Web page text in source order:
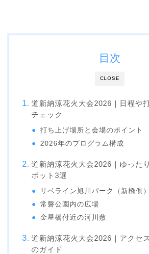
CLOSE
目次
道新納涼花火大会2026｜日程や
チェック
打ち上げ場所と会場のポイント
2026年のプログラム構成
道新納涼花火大会2026｜ゆった
ポット3選
リベライン旭川パーク（新橋側）
常磐公園内の広場
金星橋付近の河川敷
道新納涼花火大会2026｜アクセ
のガイド